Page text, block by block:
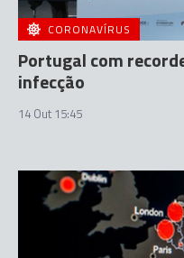
CORONAVÍRUS
Portugal com
infecção
14 Out 15:45